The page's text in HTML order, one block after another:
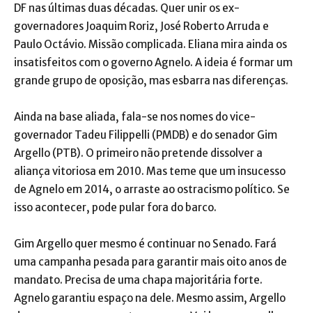
DF nas últimas duas décadas. Quer unir os ex-
governadores Joaquim Roriz, José Roberto Arruda e
Paulo Octávio. Missão complicada. Eliana mira ainda os
insatisfeitos com o governo Agnelo. A ideia é formar um
grande grupo de oposição, mas esbarra nas diferenças.
Ainda na base aliada, fala-se nos nomes do vice-
governador Tadeu Filippelli (PMDB) e do senador Gim
Argello (PTB). O primeiro não pretende dissolver a
aliança vitoriosa em 2010. Mas teme que um insucesso
de Agnelo em 2014, o arraste ao ostracismo político. Se
isso acontecer, pode pular fora do barco.
Gim Argello quer mesmo é continuar no Senado. Fará
uma campanha pesada para garantir mais oito anos de
mandato. Precisa de uma chapa majoritária forte.
Agnelo garantiu espaço na dele. Mesmo assim, Argello